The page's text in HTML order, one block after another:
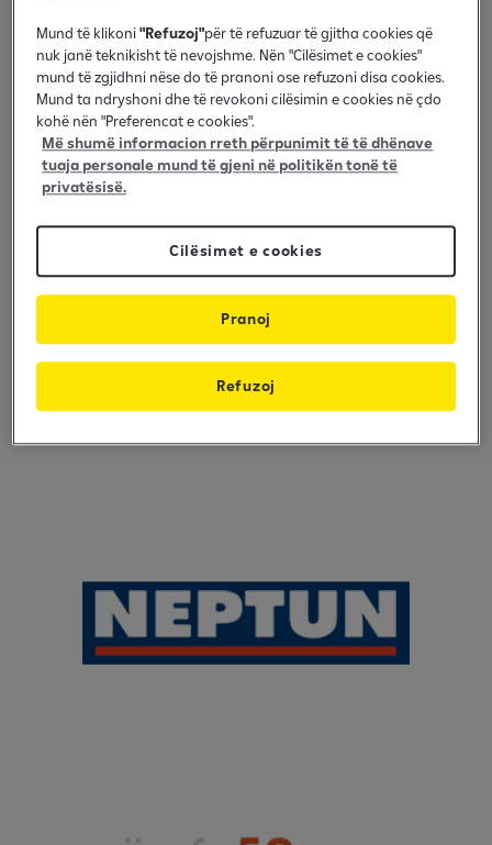
Mund të klikoni"Refuzoj"për të refuzuar të gjitha cookies që
nuk janë teknikisht të nevojshme. Nën "Cilësimet e cookies"
mund të zgjidhni nëse do të pranoni ose refuzoni disa cookies.
Mund ta ndryshoni dhe të revokoni cilësimin e cookies në çdo
kohë nën "Preferencat e cookies".
Më shumë informacion rreth përpunimit të të dhënave
tuaja personale mund të gjeni në politikën tonë të
privatësisë.
Cilësimet e cookies
Refuzoj
Pranoj